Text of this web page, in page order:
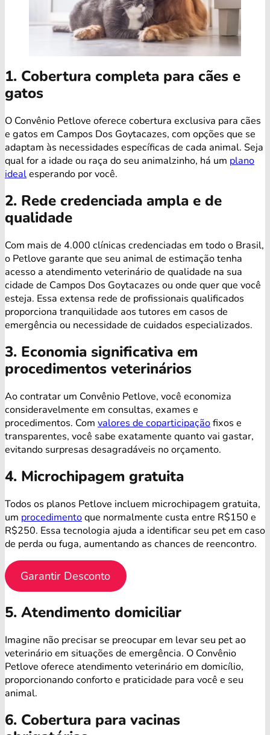
1. Cobertura completa para cães e
gatos
O Convênio Petlove oferece cobertura exclusiva para cães
e gatos em Campos Dos Goytacazes, com opções que se
adaptam às necessidades específicas de cada animal. Seja
qual for a idade ou raça do seu animalzinho, há um plano
idealesperando por você.
2. Rede credenciada ampla e de
qualidade
Com mais de 4.000 clínicas credenciadas em todo o Brasil,
o Petlove garante que seu animal de estimação tenha
acesso a atendimento veterinário de qualidade na sua
cidade de Campos Dos Goytacazes ou onde quer que você
esteja. Essa extensa rede de profissionais qualificados
proporciona tranquilidade aos tutores em casos de
emergência ou necessidade de cuidados especializados.
3. Economia significativa em
procedimentos veterinários
Ao contratar um Convênio Petlove, você economiza
consideravelmente em consultas, exames e
procedimentos. Com valores de coparticipaçãofixos e
transparentes, você sabe exatamente quanto vai gastar,
evitando surpresas desagradáveis no orçamento.
4. Microchipagem gratuita
Todos os planos Petlove incluem microchipagem gratuita,
um procedimentoque normalmente custa entre R$150 e
R$250. Essa tecnologia ajuda a identificar seu pet em caso
de perda ou fuga, aumentando as chances de reencontro.
Garantir Desconto
5. Atendimento domiciliar
Imagine não precisar se preocupar em levar seu pet ao
veterinário em situações de emergência. O Convênio
Petlove oferece atendimento veterinário em domicílio,
proporcionando conforto e praticidade para você e seu
animal.
6. Cobertura para vacinas